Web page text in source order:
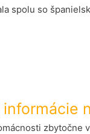
spolu so
zbytočne